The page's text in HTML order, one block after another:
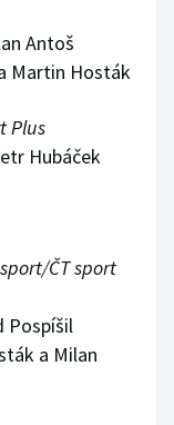
Antoš
Martin Hosták
Plus
Hubáček
ČT sport
Pospíšil
a Milan